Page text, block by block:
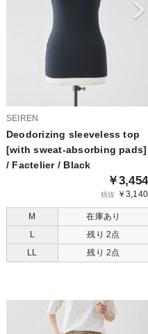
SEIREN
Deodorizing sleeveless top
[with sweat-absorbing pads]
/ Factelier / Black
￥3,454
税抜 ￥3,140
M
在庫あり
L
残り 2点
LL
残り 2点